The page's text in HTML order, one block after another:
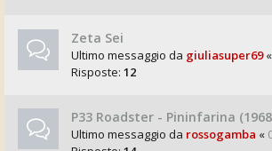
Zeta Sei
Ultimo messaggio da giuliasuper69«
Risposte: 12
P33 Roadster - Pininfarina
Ultimo messaggio da rossogamba «